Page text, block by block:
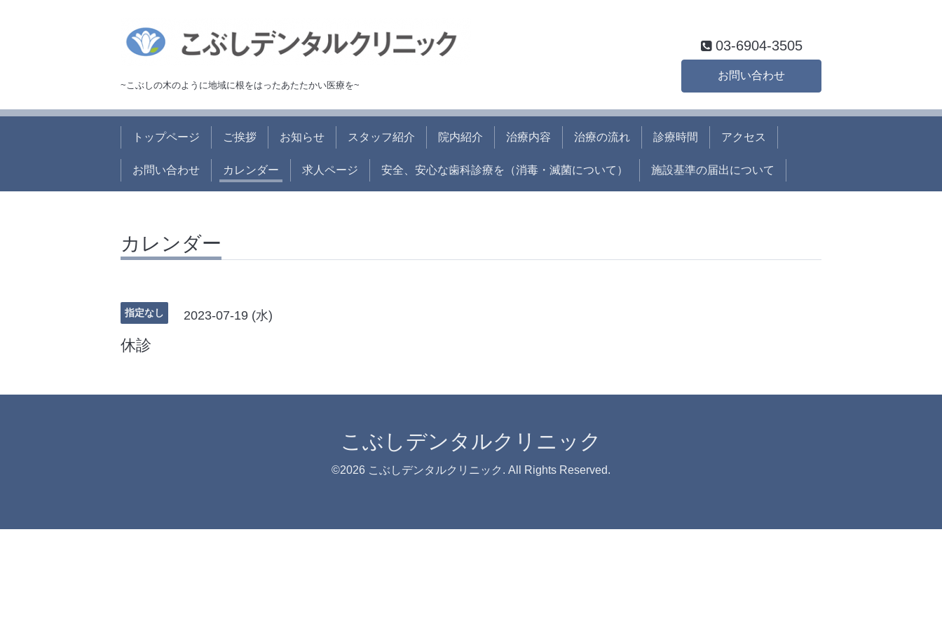
~こぶしの木のように地域に根をはったあたたかい医療を~
03-6904-3505
お問い合わせ
トップページ ご挨拶 お知らせ スタッフ紹介 院内紹介 治療内容 治療の流れ 診療時間 アクセス
お問い合わせ カレンダー 求人ページ 安全、安心な歯科診療を（消毒・滅菌について） 施設基準の届出について
カレンダー
指定なし 2023-07-19 (水)
休診
こぶしデンタルクリニック
©2026 こぶしデンタルクリニック . All Rights Reserved.